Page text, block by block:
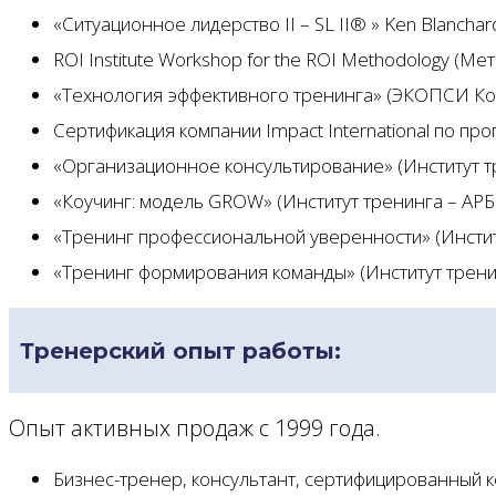
«Ситуационное лидерство II – SL II® » Ken
ROI Institute Workshop for the ROI Methodology
«Технология эффективного тренинга» (ЭКОПСИ
Сертификация компании Impact International по
«Организационное консультирование»
«Коучинг: модель GROW» (Институт тренинга –
«Тренинг профессиональной уверенности»
«Тренинг формирования команды» (Институт
Тренерский опыт работы:
Опыт активных продаж с 1999 года.
Бизнес-тренер, консультант, сертифицированный